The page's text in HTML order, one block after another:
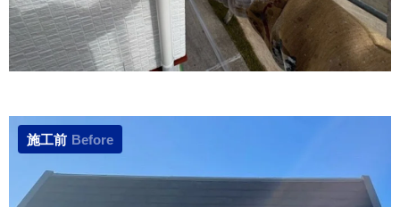
施工前 Before